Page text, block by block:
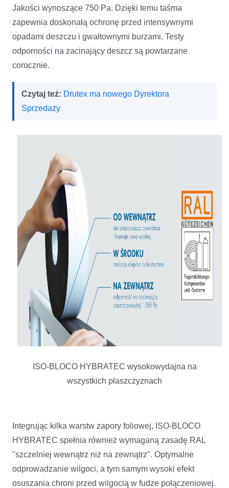
Jakości wynoszące 750 Pa. Dzięki temu taśma
zapewnia doskonałą ochronę przed intensywnymi
opadami deszczu i gwałtownymi burzami. Testy
odporności na zacinający deszcz są powtarzane
corocznie.
Czytaj też: Drutex ma nowego Dyrektora
Sprzedaży
ISO-BLOCO HYBRATEC wysokowydajna na
wszystkich płaszczyznach
Integrując kilka warstw zapory foliowej, ISO-BLOCO
HYBRATEC spełnia również wymaganą zasadę RAL
"szczelniej wewnątrz niż na zewnątrz". Optymalne
odprowadzanie wilgoci, a tym samym wysoki efekt
osuszania chroni przed wilgocią w fudze połączeniowej.